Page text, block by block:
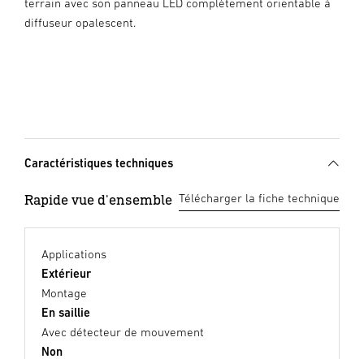
diffuseur opalescent.
Caractéristiques techniques
Rapide vue d'ensemble Télécharger la fiche technique
Applications
Extérieur
Montage
En saillie
Avec détecteur de mouvement
Non